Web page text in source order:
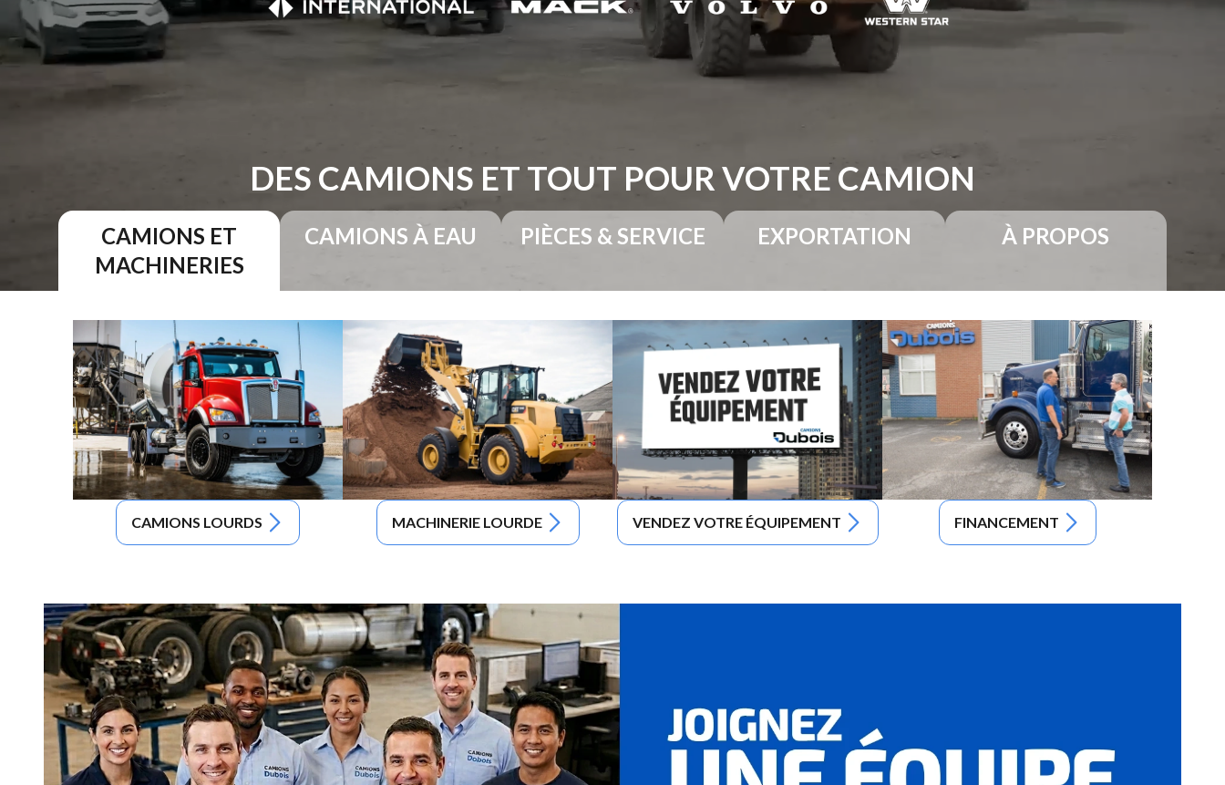
DES CAMIONS ET TOUT POUR VOTRE CAMION
CAMIONS ET
MACHINERIES
CAMIONS À EAU PIÈCES & SERVICE EXPORTATION À PROPOS
CAMIONS LOURDS MACHINERIE LOURDE VENDEZ VOTRE ÉQUIPEMENT FINANCEMENT